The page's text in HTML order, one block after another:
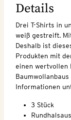
Details
Drei T-Shirts in
weiß gestreift.
Deshalb ist
Produkten mit
einen wertvollen
Informationen
3 Stück